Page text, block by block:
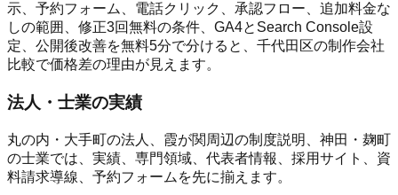
示、予約フォーム、電話クリック、承認フロー、追加料金な
しの範囲、修正3回無料の条件、GA4とSearch Console設
定、公開後改善を無料5分で分けると、千代田区の制作会社
比較で価格差の理由が見えます。
法人・士業の実績
丸の内・大手町の法人、霞が関周辺の制度説明、神田・麹町
の士業では、実績、専門領域、代表者情報、採用サイト、資
料請求導線、予約フォームを先に揃えます。